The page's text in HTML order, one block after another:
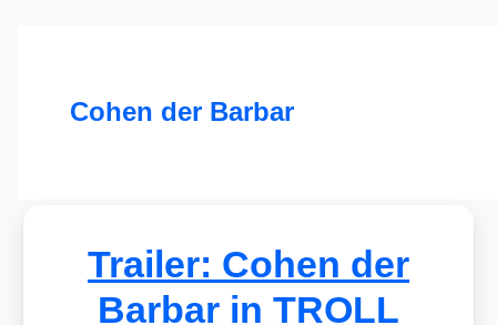
Cohen der Barbar
Trailer: Cohen der
Barbar in TROLL